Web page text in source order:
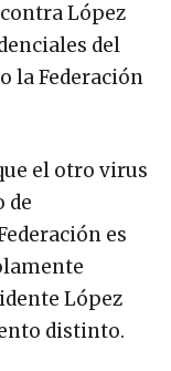
López
del
la Federación
el otro virus
de
es
López
distinto.